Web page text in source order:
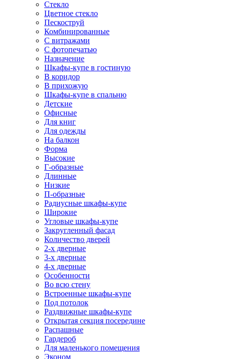
Стекло
Цветное стекло
Пескоструй
Комбинированные
С витражами
С фотопечатью
Назначение
Шкафы-купе в гостиную
В коридор
В прихожую
Шкафы-купе в спальню
Детские
Офисные
Для книг
Для одежды
На балкон
Форма
Высокие
Г-образные
Длинные
Низкие
П-образные
Радиусные шкафы-купе
Широкие
Угловые шкафы-купе
Закругленный фасад
Количество дверей
2-х дверные
3-х дверные
4-х дверные
Особенности
Во всю стену
Встроенные шкафы-купе
Под потолок
Раздвижные шкафы-купе
Открытая секция посередине
Распашные
Гардероб
Для маленького помещения
Эконом